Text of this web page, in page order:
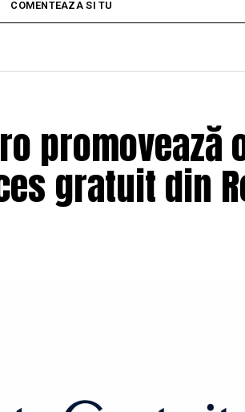
COMENTEAZA SI TU
promovează
gratuit din